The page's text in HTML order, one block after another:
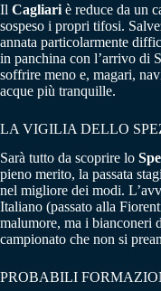
Il Cagliari è reduce da un
sospeso i propri tifosi.
annata particolarmente
in panchina con l’arrivo di
soffrire meno e, magari,
acque più tranquille.
LA VIGILIA DELLO
Sarà tutto da scoprire lo
pieno merito, la passata
nel migliore dei modi.
Italiano (passato alla
malumore, ma i bianconeri
campionato che non si
PROBABILI